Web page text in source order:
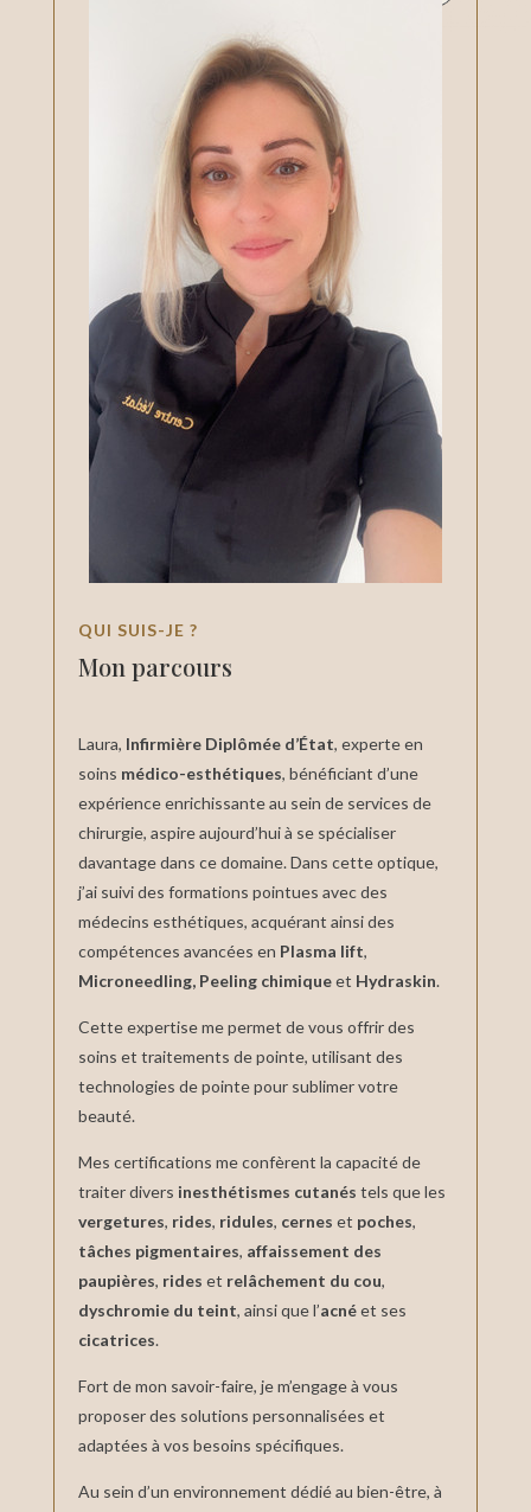
QUI SUIS-JE ?
Mon parcours
Laura, Infirmière Diplômée d’État, experte en
soins médico-esthétiques, bénéficiant d’une
expérience enrichissante au sein de services de
chirurgie, aspire aujourd’hui à se spécialiser
davantage dans ce domaine. Dans cette optique,
j’ai suivi des formations pointues avec des
médecins esthétiques, acquérant ainsi des
compétences avancées en Plasma lift,
Microneedling, Peeling chimiqueet Hydraskin.
Cette expertise me permet de vous offrir des
soins et traitements de pointe, utilisant des
technologies de pointe pour sublimer votre
beauté.
Mes certifications me confèrent la capacité de
traiter divers inesthétismes cutanés tels que les
vergetures, rides, ridules, cernes et poches,
tâches pigmentaires, affaissement des
paupières, rides et relâchement du cou,
dyschromie du teint, ainsi que l’acnéet ses
cicatrices.
Fort de mon savoir-faire, je m’engage à vous
proposer des solutions personnalisées et
adaptées à vos besoins spécifiques.
Au sein d’un environnement dédié au bien-être, à